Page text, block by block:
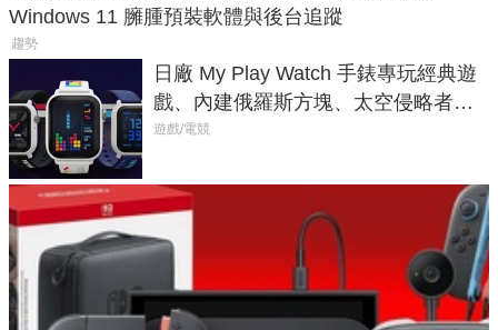
Windows 11 臃腫預裝軟體與後台追蹤
趨勢
日廠 My Play Watch 手錶專玩經典遊
戲、內建俄羅斯方塊、太空侵略者，
不過竟然不能連手機？
遊戲/電競